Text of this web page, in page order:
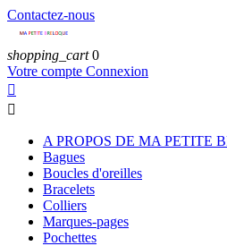
Contactez-nous
shopping_cart 0
Votre compte Connexion


A PROPOS DE MA PETITE
Bagues
Boucles d'oreilles
Bracelets
Colliers
Marques-pages
Pochettes